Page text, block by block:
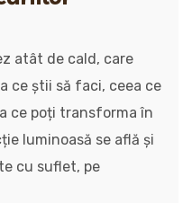
atât de cald, care
ce știi să faci, ceea ce
ce poți transforma în
luminoasă se află și
cu suflet, pe